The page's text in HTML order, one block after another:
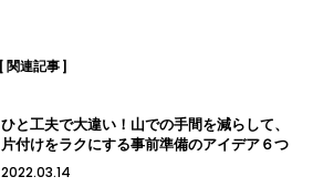
[ 関連記事 ]
ひと工夫で大違い！山での手間を減らして、
片付けをラクにする事前準備のアイデア６つ
2022.03.14